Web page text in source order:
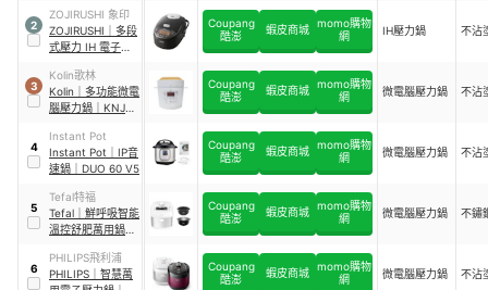
2
ZOJIRUSHI 象印
ZOJIRUSHI
多段
式壓力 IH 電子鍋
Coupang
酷澎
蝦皮商城 momo購物
網
IH壓力鍋 不沾
3
Kolin歌林
Kolin
多功能微電
腦壓力鍋
KNJ-
Coupang
酷澎
蝦皮商城 momo購物
網
微電腦壓力鍋 不沾
4
Instant Pot
Instant Pot
IP音
速鍋
DUO 60 V5
Coupang
酷澎
蝦皮商城 momo購物
網
微電腦壓力鍋 不沾
5
Tefal特福
Tefal
鮮呼吸智能
溫控舒肥萬用鍋
Coupang
酷澎
蝦皮商城 momo購物
網
微電腦壓力鍋 不鏽
6
PHILIPS飛利浦
PHILIPS
智慧萬
Coupang
酷澎
蝦皮商城 momo購物
網
微電腦壓力鍋 不沾